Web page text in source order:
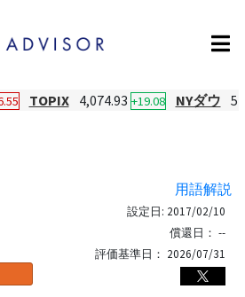
TOPIX 4,074.93 +19.08 NYダウ
用語解説
設定日: 2017/02/10
償還日： --
評価基準日： 2026/07/31